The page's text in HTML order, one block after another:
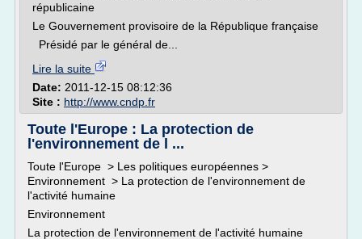
républicaine
Le Gouvernement provisoire de la République française
Présidé par le général de...
Lire la suite
Date: 2011-12-15 08:12:36
Site : http://www.cndp.fr
Toute l'Europe : La protection de
l'environnement de l ...
Toute l'Europe > Les politiques européennes >
Environnement > La protection de l'environnement de
l'activité humaine
Environnement
La protection de l'environnement de l'activité humaine